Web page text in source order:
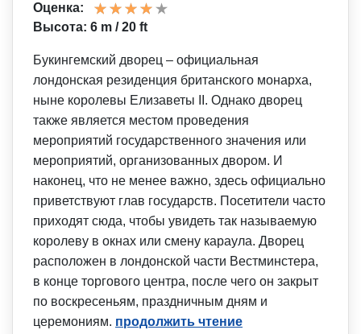
Оценка:
Высота: 6 m / 20 ft
Букингемский дворец – официальная
лондонская резиденция британского монарха,
ныне королевы Елизаветы II. Однако дворец
также является местом проведения
мероприятий государственного значения или
мероприятий, организованных двором. И
наконец, что не менее важно, здесь официально
приветствуют глав государств. Посетители часто
приходят сюда, чтобы увидеть так называемую
королеву в окнах или смену караула. Дворец
расположен в лондонской части Вестминстера,
в конце торгового центра, после чего он закрыт
по воскресеньям, праздничным дням и
церемониям. продолжить чтение